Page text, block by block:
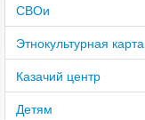
СВОи
Этнокультурная карта
Казачий центр
Детям